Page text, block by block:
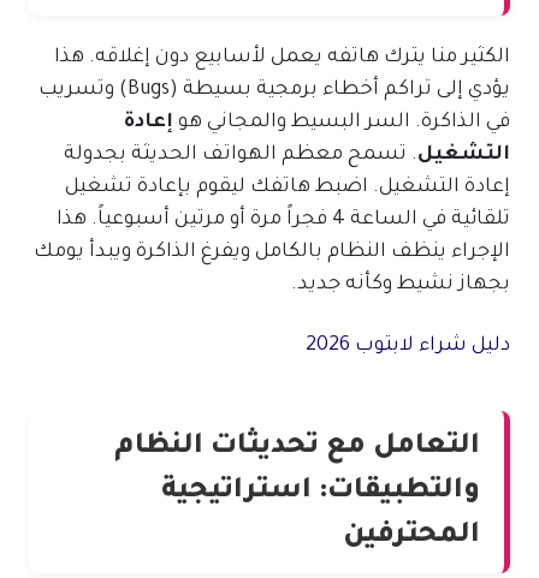
الكثير منا يترك هاتفه يعمل لأسابيع دون إغلاقه. هذا
يؤدي إلى تراكم أخطاء برمجية بسيطة (Bugs) وتسريب
في الذاكرة. السر البسيط والمجاني هو إعادة
التشغيل. تسمح معظم الهواتف الحديثة بجدولة
إعادة التشغيل. اضبط هاتفك ليقوم بإعادة تشغيل
تلقائية في الساعة 4 فجراً مرة أو مرتين أسبوعياً. هذا
الإجراء ينظف النظام بالكامل ويفرغ الذاكرة ويبدأ يومك
بجهاز نشيط وكأنه جديد.
دليل شراء لابتوب 2026
التعامل مع تحديثات النظام
والتطبيقات: استراتيجية
المحترفين